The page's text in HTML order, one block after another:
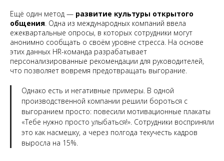
Ещё один метод — развитие культуры открытого
общения. Одна из международных компаний ввела
ежеквартальные опросы, в которых сотрудники могут
анонимно сообщать о своём уровне стресса. На основе
этих данных HR-команда разрабатывает
персонализированные рекомендации для руководителей,
что позволяет вовремя предотвращать выгорание.
Однако есть и негативные примеры. В одной
производственной компании решили бороться с
выгоранием просто: повесили мотивационные плакаты
«Тебе нужно просто улыбаться!». Сотрудники восприняли
это как насмешку, а через полгода текучесть кадров
выросла на 15%.